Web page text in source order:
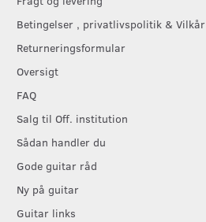
Betingelser , privatlivspolitik & Vilkår
Returneringsformular
Oversigt
FAQ
Salg til Off. institution
Sådan handler du
Gode guitar råd
Ny på guitar
Guitar links